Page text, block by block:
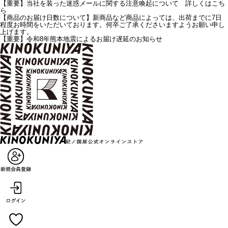
【重要】当社を装った迷惑メールに関する注意喚起について 詳しくはこち
ら
【商品のお届け日数について】新商品など商品によっては、出荷までに7日
程度お時間をいただいております。何卒ご了承くださいますようお願い申し
上げます。
【重要】令和8年熊本地震によるお届け遅延のお知らせ